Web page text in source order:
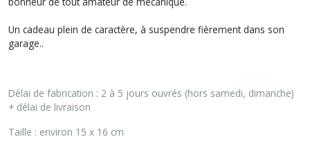
Un cadeau plein de caractère, à suspendre fièrement dans son
garage..
Délai de fabrication : 2 à 5 jours ouvrés (hors samedi, dimanche)
+ délai de livraison
Taille : environ 15 x 16 cm